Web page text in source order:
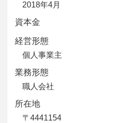
2018年4月
資本金
経営形態
個人事業主
業務形態
職人会社
所在地
〒4441154